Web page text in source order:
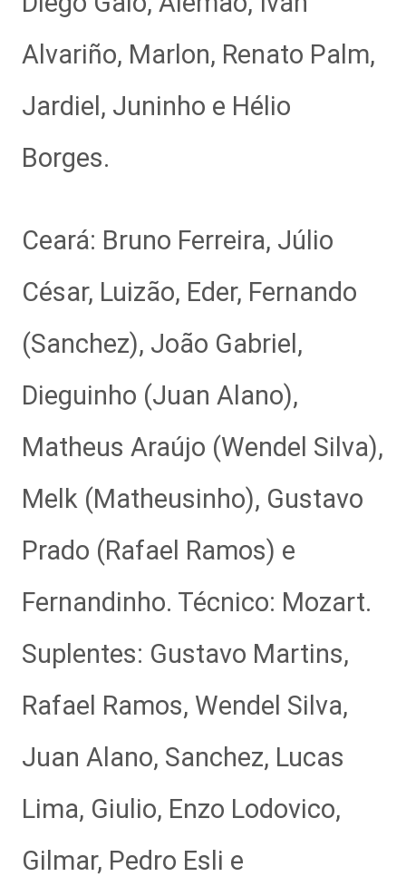
Alvariño, Marlon, Renato Palm,
Jardiel, Juninho e Hélio
Borges.
Ceará: Bruno Ferreira, Júlio
César, Luizão, Eder, Fernando
(Sanchez), João Gabriel,
Dieguinho (Juan Alano),
Matheus Araújo (Wendel Silva),
Melk (Matheusinho), Gustavo
Prado (Rafael Ramos) e
Fernandinho. Técnico: Mozart.
Suplentes: Gustavo Martins,
Rafael Ramos, Wendel Silva,
Juan Alano, Sanchez, Lucas
Lima, Giulio, Enzo Lodovico,
Gilmar, Pedro Esli e